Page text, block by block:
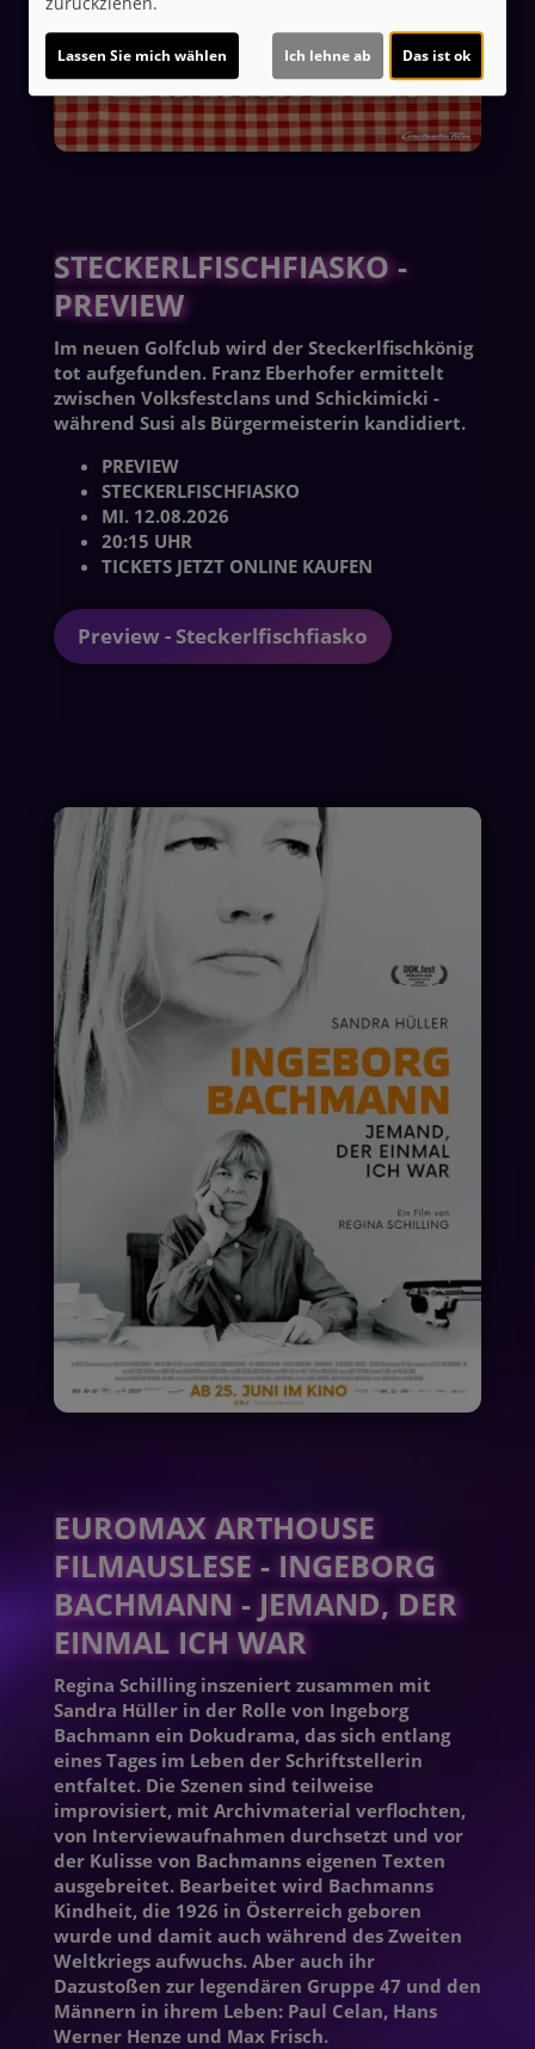
STECKERLFISCHFIASKO -
PREVIEW
Im neuen Golfclub wird der Steckerlfischkönig
tot aufgefunden. Franz Eberhofer ermittelt
zwischen Volksfestclans und Schickimicki -
während Susi als Bürgermeisterin kandidiert.
PREVIEW
STECKERLFISCHFIASKO
MI. 12.08.2026
20:15 UHR
TICKETS JETZT ONLINE KAUFEN
Preview - Steckerlfischfiasko
EUROMAX ARTHOUSE
FILMAUSLESE - INGEBORG
BACHMANN - JEMAND, DER
EINMAL ICH WAR
Regina Schilling inszeniert zusammen mit
Sandra Hüller in der Rolle von Ingeborg
Bachmann ein Dokudrama, das sich entlang
eines Tages im Leben der Schriftstellerin
entfaltet. Die Szenen sind teilweise
improvisiert, mit Archivmaterial verflochten,
von Interviewaufnahmen durchsetzt und vor
der Kulisse von Bachmanns eigenen Texten
ausgebreitet. Bearbeitet wird Bachmanns
Kindheit, die 1926 in Österreich geboren
wurde und damit auch während des Zweiten
Weltkriegs aufwuchs. Aber auch ihr
Dazustoßen zur legendären Gruppe 47 und den
Männern in ihrem Leben: Paul Celan, Hans
Werner Henze und Max Frisch.
Lassen Sie mich wählen Ich lehne ab Das ist ok